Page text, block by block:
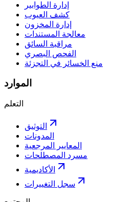
إدارة الطوابير
كشف العيوب
إدارة المخزون
معالجة المستندات
مراقبة السائق
الفحص البصري
منع الخسائر في التجزئة
الموارد
التعلم
التوثيق
المدونات
المعايير المرجعية
مسرد المصطلحات
الأكاديمية
سجل التغييرات